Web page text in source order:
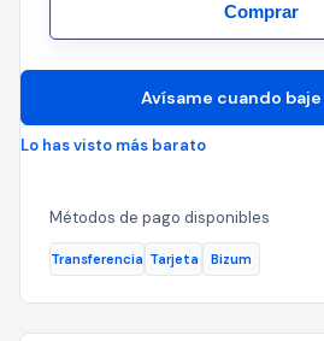
Comprar
Avísame cuando
Lo has visto más barato
Métodos de pago disponibles
Transferencia Tarjeta Bizum